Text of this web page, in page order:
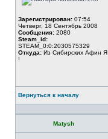
Зарегистрирован: 07:54
Четверг, 18 Сентябрь 2008
Сообщения: 2080
Steam_id:
STEAM_0:0:2030575329
Откуда: Из Сибирских Афин Я
!
Вернуться к началу
Matysh